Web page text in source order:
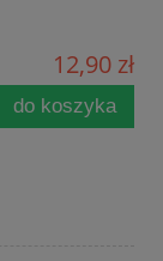
12,90 zł
do koszyka